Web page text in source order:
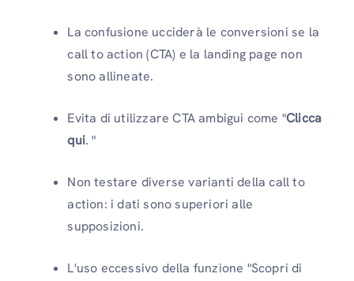
La confusione ucciderà le conversioni se la
call to action (CTA) e la landing page non
sono allineate.
Evita di utilizzare CTA ambigui come "Clicca
qui. "
Non testare diverse varianti della call to
action: i dati sono superiori alle
supposizioni.
L'uso eccessivo della funzione "Scopri di